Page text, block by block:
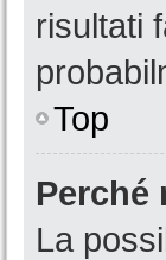
risultati
Top
Perché
La